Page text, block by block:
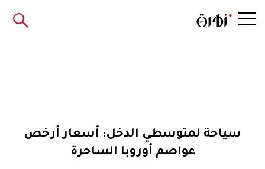
سياحة لمتوسطي الدخل: أسعار أرخص
عواصم أوروبا الساحرة